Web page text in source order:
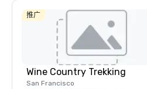
推广
Wine Country Trekking
San Francisco